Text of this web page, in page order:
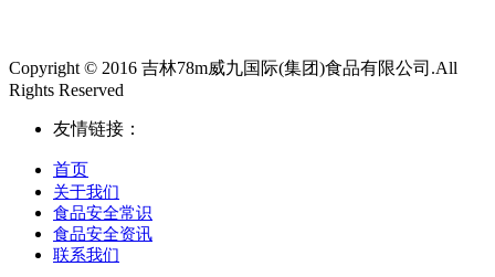
Copyright © 2016 吉林78m威九国际(集团)食品有限公司.All
Rights Reserved
友情链接：
首页
关于我们
食品安全常识
食品安全资讯
联系我们